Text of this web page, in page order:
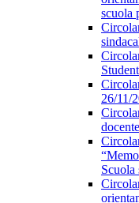
scuola
26/11/
Scuola